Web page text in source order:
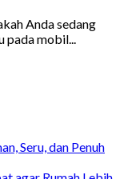
Anda sedang
pada mobil...
Seru, dan Penuh